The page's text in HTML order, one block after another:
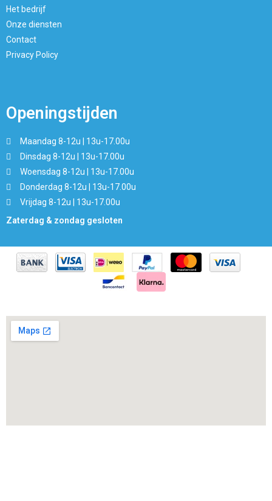
Het bedrijf
Onze diensten
Contact
Privacy Policy
Openingstijden
Maandag 8-12u | 13u-17.00u
Dinsdag 8-12u | 13u-17.00u
Woensdag 8-12u | 13u-17.00u
Donderdag 8-12u | 13u-17.00u
Vrijdag 8-12u | 13u-17.00u
Zaterdag & zondag gesloten